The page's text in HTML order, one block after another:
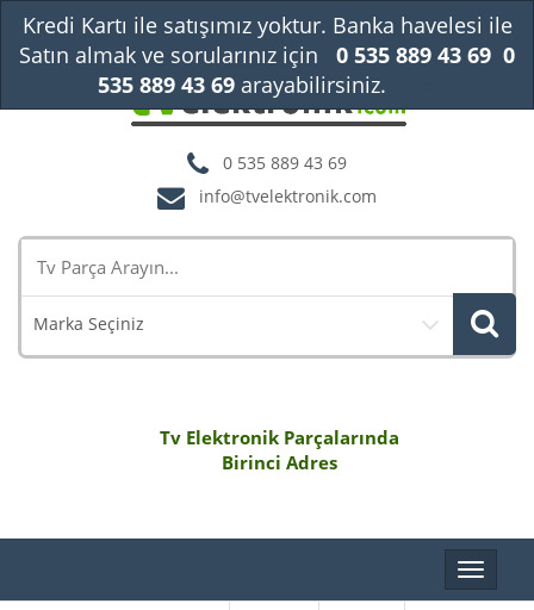
0 535 889 43 69
info@tvelektronik.com
Marka Seçiniz
Tv Elektronik Parçalarında
Birinci Adres
Toggle
Kredi Kartı ile satışımız yoktur. Banka havelesi ile
Satın almak ve sorularınız için
0 535 889 43 69 0
535 889 43 69arayabilirsiniz.